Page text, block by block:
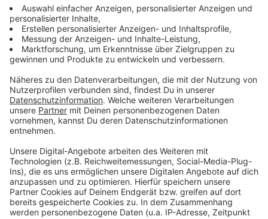
Wir verwenden einen Service eines
Drittanbieters, um Videoinhalte
einzubetten. Dieser Service kann
Daten zu Ihren Aktivitäten
sammeln. Bitte lesen Sie die
Details durch und stimmen Sie der
Nutzung des Service zu, um dieses
Video anzusehen.
Akzeptieren
powered byUsercentrics Consent
Management Platform
Anzeige